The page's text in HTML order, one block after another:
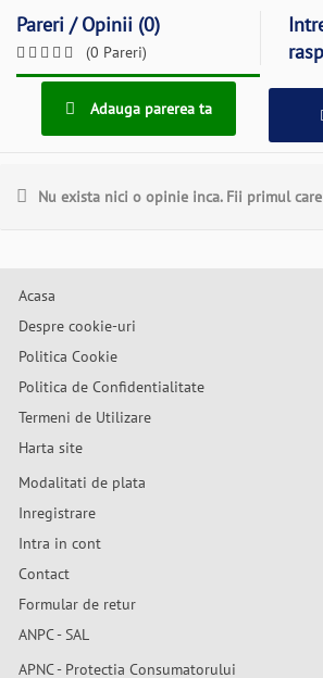
Pareri / Opinii (0)
(0 Pareri)
Adauga parerea ta
Nu exista nici o opinie inca. Fii primul
Acasa
Despre cookie-uri
Politica Cookie
Politica de Confidentialitate
Termeni de Utilizare
Harta site
Modalitati de plata
Inregistrare
Intra in cont
Contact
Formular de retur
ANPC - SAL
APNC - Protectia Consumatorului